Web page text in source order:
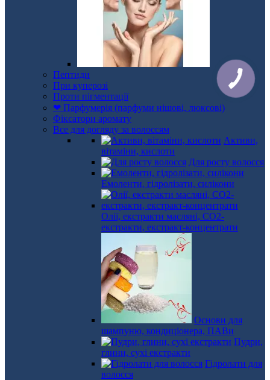
Пептиди
При куперозі
Проти пігментації
❤ Парфумерія (парфуми нішові, люксові)
Фіксатори аромату
Все для догляду за волоссям
Активи,
вітаміни, кислоти
Для росту волосся
Емоленти, гідролізати, силікони
Олії, екстракти масляні, СО2-
екстракти, екстракт-концентрати
Основи для
шампуню, кондиціонера, ПАВи
Пудри,
глини, сухі екстракти
Гідролати для
волосся